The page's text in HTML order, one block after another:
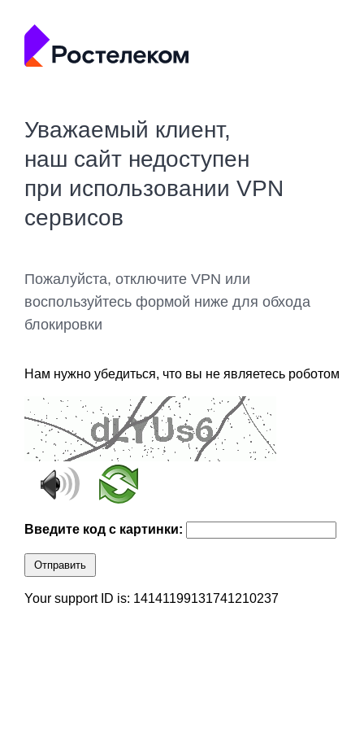
Уважаемый клиент,
наш сайт недоступен
при использовании VPN
сервисов
Пожалуйста, отключите VPN или
воспользуйтесь формой ниже для обхода
блокировки
Нам нужно убедиться, что вы не являетесь роботом
Введите код с картинки:
Отправить
Your support ID is: 14141199131741210237